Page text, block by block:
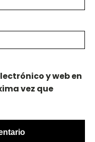
y web en
vez que